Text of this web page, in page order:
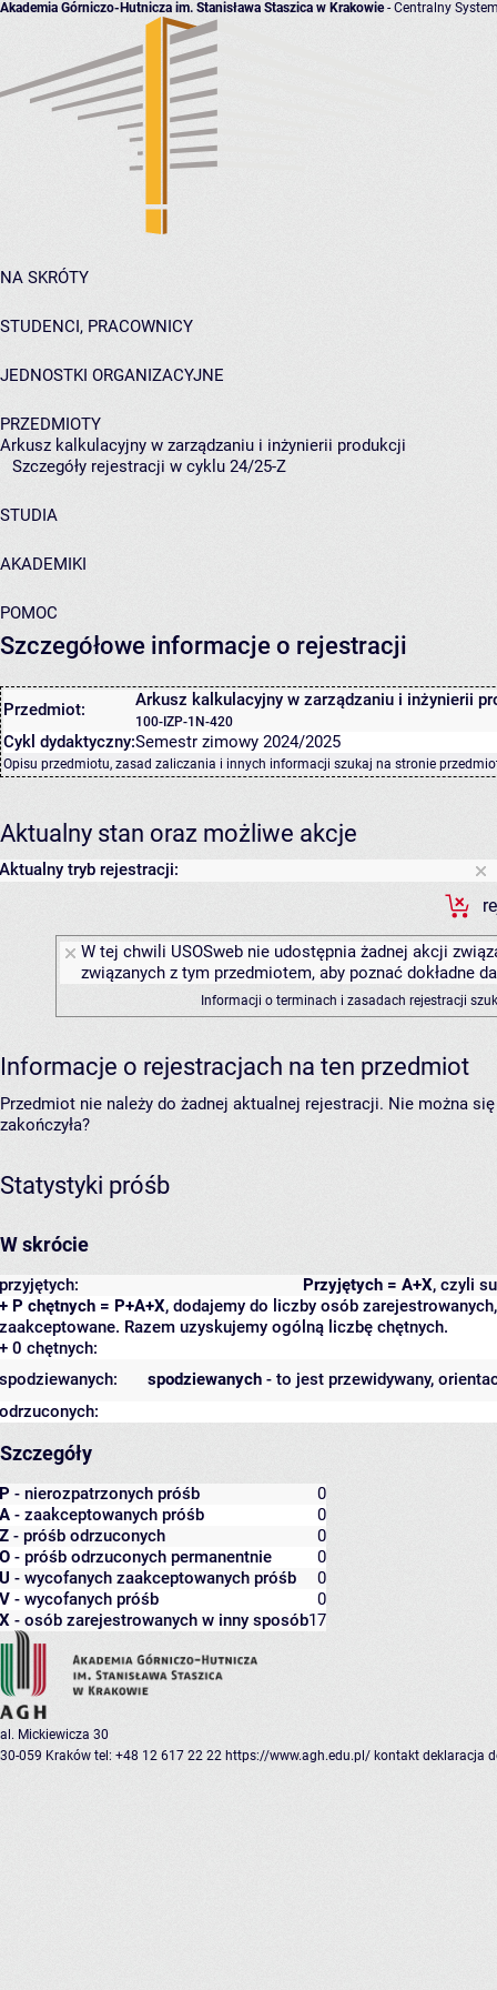
Akademia Górniczo-Hutnicza im. Stanisława Staszica w Krakowie- Centralny
NA SKRÓTY
STUDENCI, PRACOWNICY
JEDNOSTKI ORGANIZACYJNE
PRZEDMIOTY
Arkusz kalkulacyjny w zarządzaniu i inżynierii produkcji
Szczegóły rejestracji w cyklu 24/25-Z
STUDIA
AKADEMIKI
POMOC
Szczegółowe informacje o rejestracji
Przedmiot: Arkusz kalkulacyjny w zarządzaniu i inżynierii
100-IZP-1N-420
Cykl dydaktyczny:Semestr zimowy 2024/2025
Opisu przedmiotu, zasad zaliczania i innych informacji szukaj na stronie
Aktualny stan oraz możliwe akcje
Aktualny tryb rejestracji:
W tej chwili USOSweb nie udostępnia żadnej akcji
związanych z tym przedmiotem, aby poznać dokładne
Informacji o terminach i zasadach rejestracji
Informacje o rejestracjach na ten przedmiot
Przedmiot nie należy do żadnej aktualnej rejestracji. Nie można
zakończyła?
Statystyki próśb
W skrócie
Przyjętych = A+X, czyli
przyjętych:
+ P chętnych = P+A+X, dodajemy do liczby osób
zaakceptowane. Razem uzyskujemy ogólną liczbę chętnych.
+ 0 chętnych:
spodziewanych - to jest przewidywany,
spodziewanych:
odrzuconych:
Szczegóły
P - nierozpatrzonych próśb
0
A - zaakceptowanych próśb
0
Z - próśb odrzuconych
0
O - próśb odrzuconych permanentnie
0
U - wycofanych zaakceptowanych próśb
0
V - wycofanych próśb
0
X - osób zarejestrowanych w inny sposób17
al. Mickiewicza 30
30-059 Kraków tel: +48 12 617 22 22 https://www.agh.edu.pl/ kontakt deklaracja